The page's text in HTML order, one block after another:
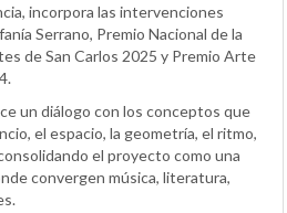
incorpora las intervenciones
Serrano, Premio Nacional de la
de San Carlos 2025 y Premio Arte
un diálogo con los conceptos que
el espacio, la geometría, el ritmo,
el proyecto como una
convergen música, literatura,